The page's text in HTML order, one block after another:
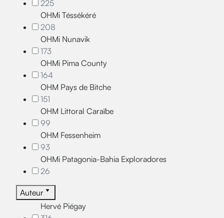
225
OHMi Téssékéré
208
OHMi Nunavik
173
OHMi Pima County
164
OHM Pays de Bitche
151
OHM Littoral Caraïbe
99
OHM Fessenheim
93
OHMi Patagonia-Bahia Exploradores
26
Auteur
Hervé Piégay